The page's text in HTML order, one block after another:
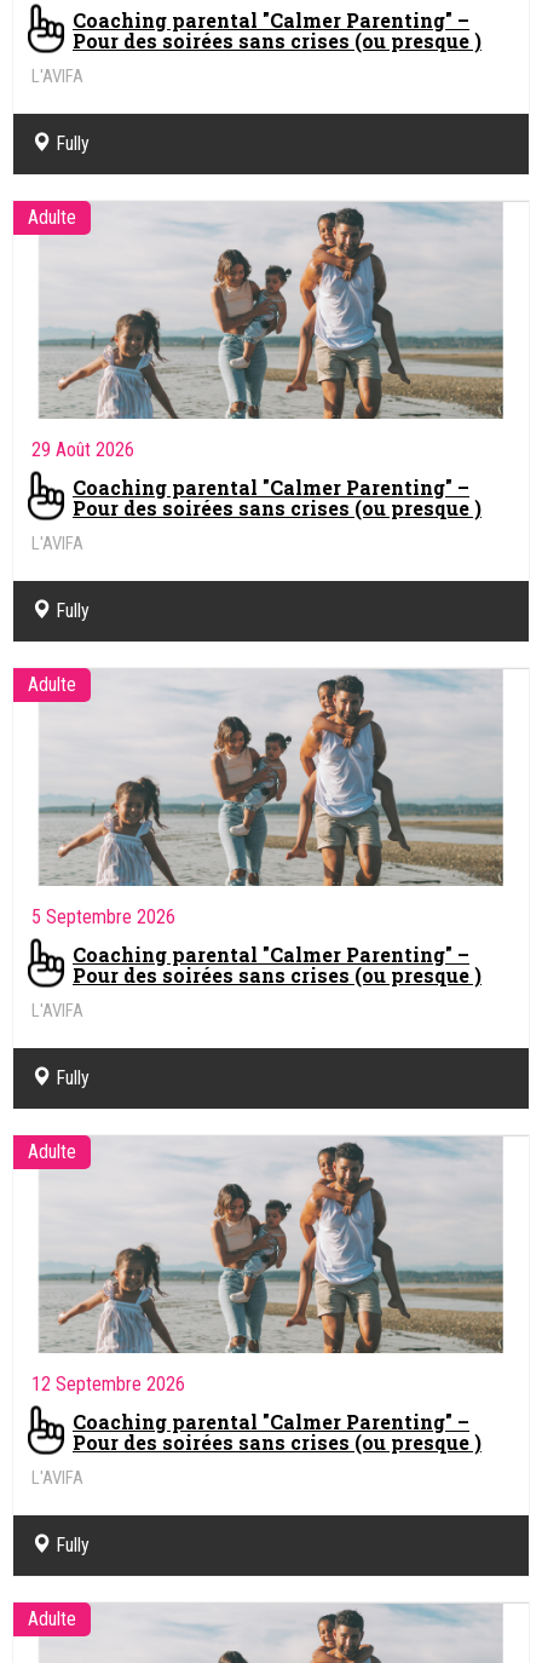
Coaching parental "Calmer Parenting" –
Pour des soirées sans crises (ou presque )
L'AVIFA
Fully
Adulte
29 Août 2026
Coaching parental "Calmer Parenting" –
Pour des soirées sans crises (ou presque )
L'AVIFA
Fully
Adulte
5 Septembre 2026
Coaching parental "Calmer Parenting" –
Pour des soirées sans crises (ou presque )
L'AVIFA
Fully
Adulte
12 Septembre 2026
Coaching parental "Calmer Parenting" –
Pour des soirées sans crises (ou presque )
L'AVIFA
Fully
Adulte